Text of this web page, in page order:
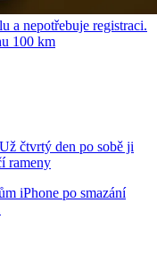
a nepotřebuje registraci.
100 km
čtvrtý den po sobě ji
rameny
iPhone po smazání